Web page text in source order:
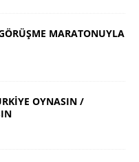
MARATONUYLA
OYNASIN /